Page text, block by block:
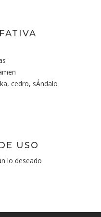
cedro, sÁndalo
USO
lo deseado